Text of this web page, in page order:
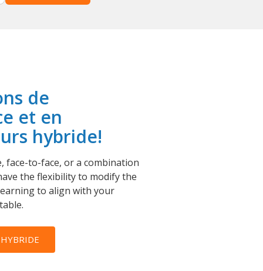
de
et en
hybride!
face-to-face, or a combination
the flexibility to modify the
to align with your